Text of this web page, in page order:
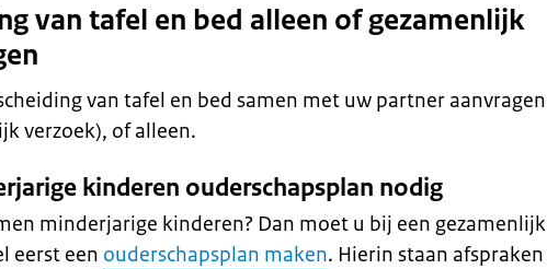
van tafel en bed alleen of gezamenlijk
van tafel en bed samen met uw partner aanvragen
verzoek), of alleen.
kinderen ouderschapsplan nodig
minderjarige kinderen? Dan moet u bij een gezamenlijk
eerst een ouderschapsplan maken. Hierin staan afspraken